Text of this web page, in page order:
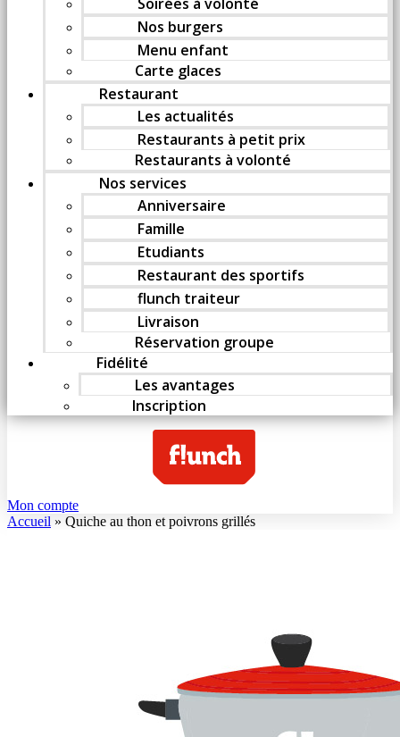
Nos burgers
Menu enfant
Carte glaces
Restaurant
Les actualités
Restaurants à petit prix
Restaurants à volonté
Nos services
Anniversaire
Famille
Etudiants
Restaurant des sportifs
flunch traiteur
Livraison
Réservation groupe
Fidélité
Les avantages
Inscription
Mon compte
Accueil » Quiche au thon et poivrons grillés